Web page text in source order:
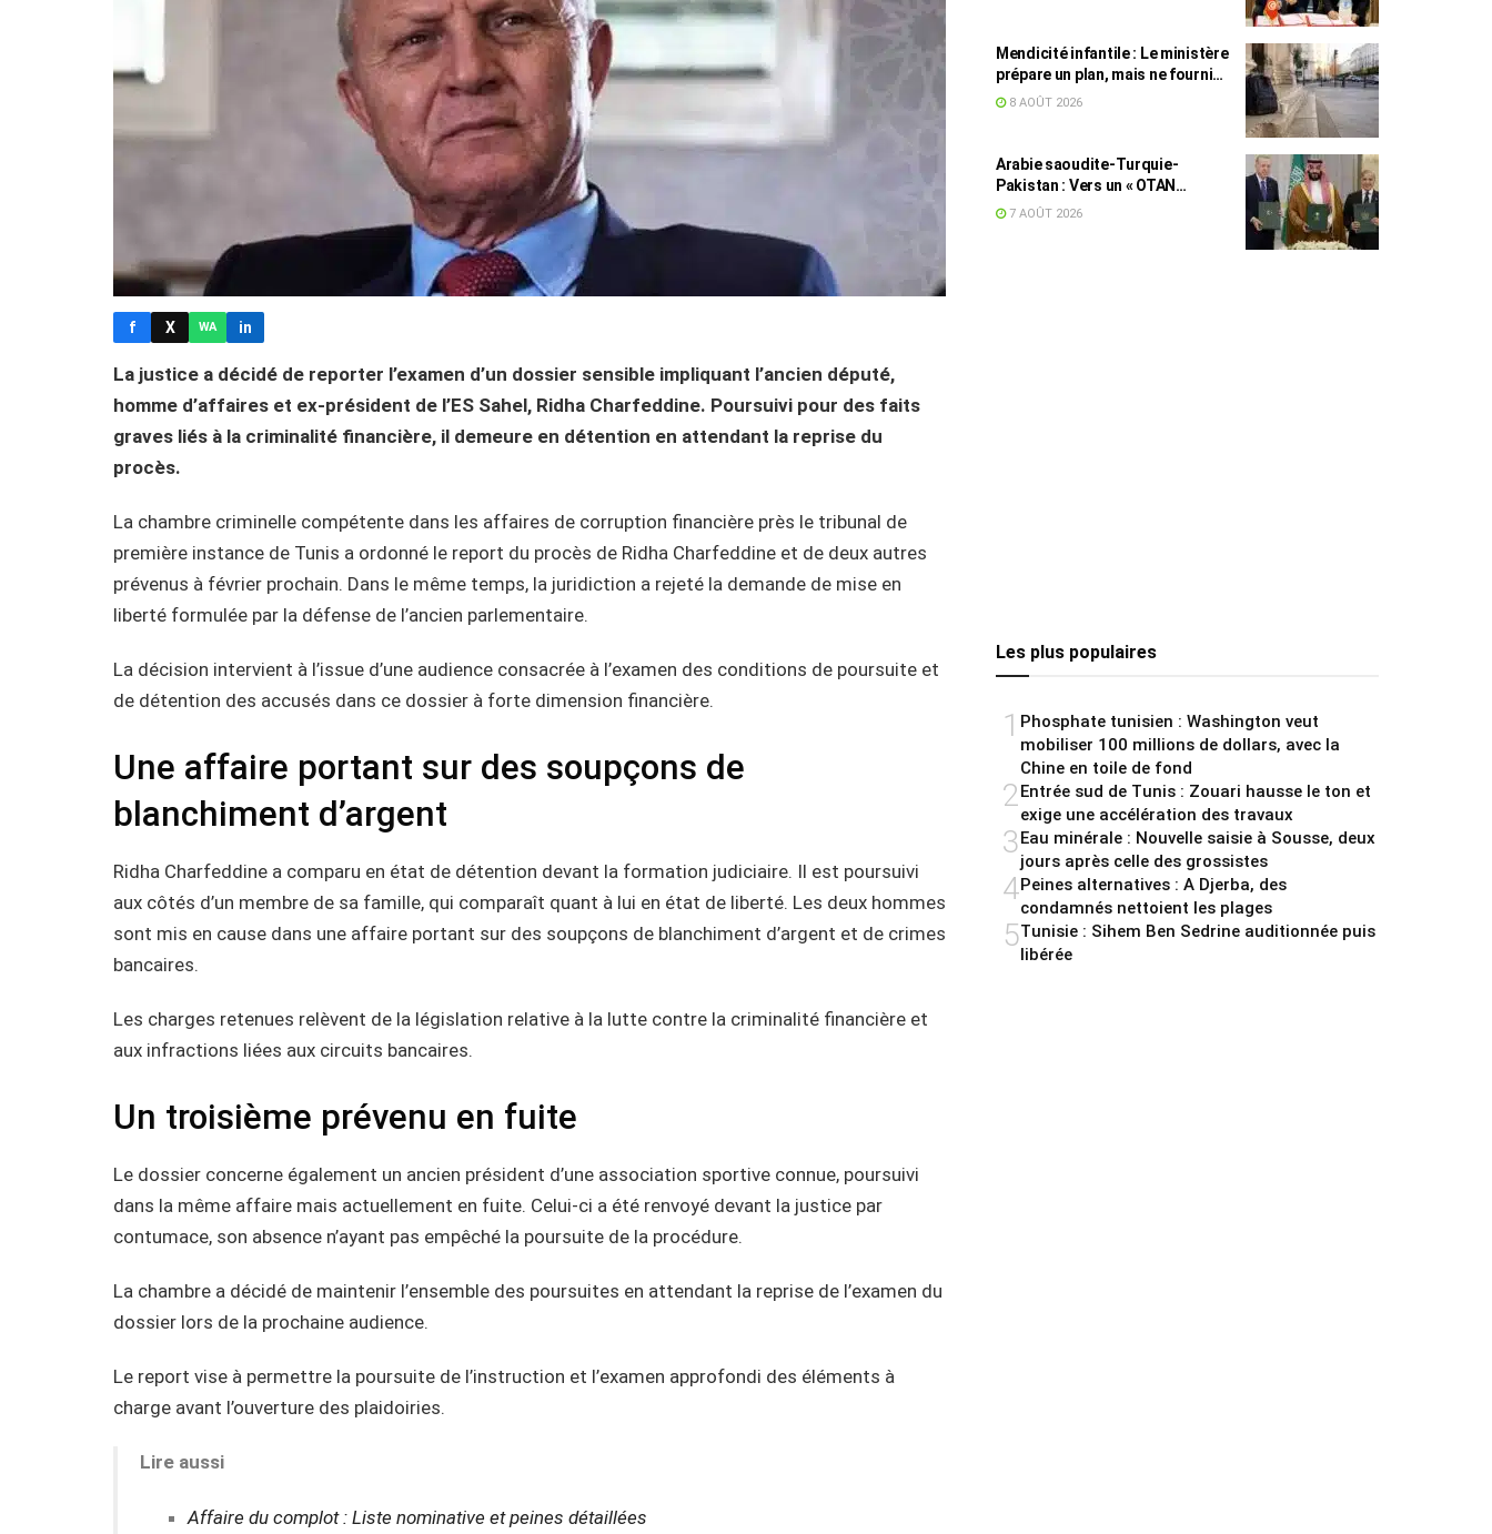
f X WA in
La justice a décidé de reporter l’examen d’un dossier sensible impliquant l’ancien député,
homme d’affaires et ex-président de l’ES Sahel, Ridha Charfeddine. Poursuivi pour des faits
graves liés à la criminalité financière, il demeure en détention en attendant la reprise du
procès.
La chambre criminelle compétente dans les affaires de corruption financière près le tribunal de
première instance de Tunis a ordonné le report du procès de Ridha Charfeddine et de deux autres
prévenus à février prochain. Dans le même temps, la juridiction a rejeté la demande de mise en
liberté formulée par la défense de l’ancien parlementaire.
La décision intervient à l’issue d’une audience consacrée à l’examen des conditions de poursuite et
de détention des accusés dans ce dossier à forte dimension financière.
Une affaire portant sur des soupçons de
blanchiment d’argent
Ridha Charfeddine a comparu en état de détention devant la formation judiciaire. Il est poursuivi
aux côtés d’un membre de sa famille, qui comparaît quant à lui en état de liberté. Les deux hommes
sont mis en cause dans une affaire portant sur des soupçons de blanchiment d’argent et de crimes
bancaires.
Les charges retenues relèvent de la législation relative à la lutte contre la criminalité financière et
aux infractions liées aux circuits bancaires.
Un troisième prévenu en fuite
Le dossier concerne également un ancien président d’une association sportive connue, poursuivi
dans la même affaire mais actuellement en fuite. Celui-ci a été renvoyé devant la justice par
contumace, son absence n’ayant pas empêché la poursuite de la procédure.
La chambre a décidé de maintenir l’ensemble des poursuites en attendant la reprise de l’examen du
dossier lors de la prochaine audience.
Le report vise à permettre la poursuite de l’instruction et l’examen approfondi des éléments à
charge avant l’ouverture des plaidoiries.
Lire aussi
Affaire du complot : Liste nominative et peines détaillées
Mendicité infantile : Le ministère
prépare un plan, mais ne fournit
toujours aucun chiffre
8 AOÛT 2026
Arabie saoudite-Turquie-
Pakistan : Vers un « OTAN
islamique » ?
7 AOÛT 2026
Les plus populaires
1 Phosphate tunisien : Washington veut
mobiliser 100 millions de dollars, avec la
Chine en toile de fond
2Entrée sud de Tunis : Zouari hausse le ton et
exige une accélération des travaux
3Eau minérale : Nouvelle saisie à Sousse, deux
jours après celle des grossistes
4Peines alternatives : A Djerba, des
condamnés nettoient les plages
5Tunisie : Sihem Ben Sedrine auditionnée puis
libérée